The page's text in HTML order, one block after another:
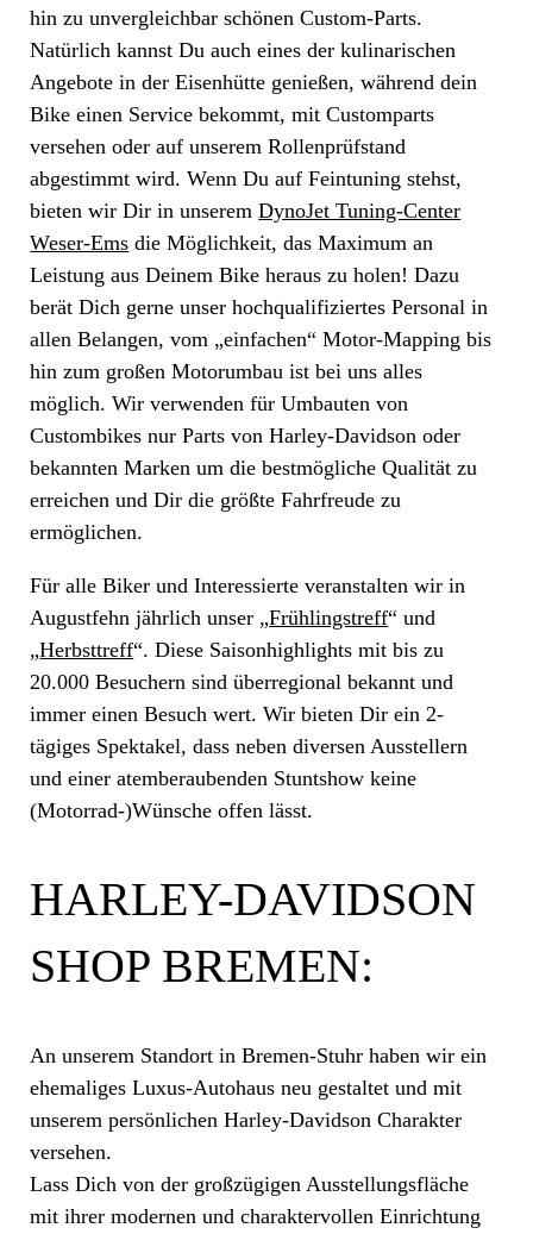
hin zu unvergleichbar schönen Custom-Parts.
Natürlich kannst Du auch eines der kulinarischen
Angebote in der Eisenhütte genießen, während dein
Bike einen Service bekommt, mit Customparts
versehen oder auf unserem Rollenprüfstand
abgestimmt wird. Wenn Du auf Feintuning stehst,
bieten wir Dir in unseremDynoJet Tuning-Center
Weser-Ems die Möglichkeit, das Maximum an
Leistung aus Deinem Bike heraus zu holen! Dazu
berät Dich gerne unser hochqualifiziertes Personal in
allen Belangen, vom „einfachen“ Motor-Mapping bis
hin zum großen Motorumbau ist bei uns alles
möglich. Wir verwenden für Umbauten von
Custombikes nur Parts von Harley-Davidson oder
bekannten Marken um die bestmögliche Qualität zu
erreichen und Dir die größte Fahrfreude zu
ermöglichen.
Für alle Biker und Interessierte veranstalten wir in
Augustfehn jährlich unser „Frühlingstreff“ und
„Herbsttreff“. Diese Saisonhighlights mit bis zu
20.000 Besuchern sind überregional bekannt und
immer einen Besuch wert. Wir bieten Dir ein 2-
tägiges Spektakel, dass neben diversen Ausstellern
und einer atemberaubenden Stuntshow keine
(Motorrad-)Wünsche offen lässt.
HARLEY-DAVIDSON
SHOP BREMEN:
An unserem Standort in Bremen-Stuhr haben wir ein
ehemaliges Luxus-Autohaus neu gestaltet und mit
unserem persönlichen Harley-Davidson Charakter
versehen.
Lass Dich von der großzügigen Ausstellungsfläche
mit ihrer modernen und charaktervollen Einrichtung